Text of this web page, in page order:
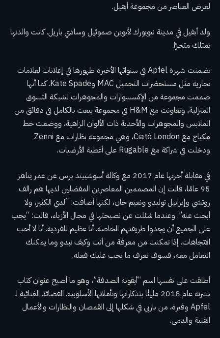
لعرض العناصر من مجموعة أبفيل.
ولد أبفيل في مدينة نيويورك لأبوين صموئيل وسادي باريل. كانت والدتها
تمتلك متجرًا.
تضمنت شهرة Apfel في سنواتها الأخيرة ظهورها في إعلانات لعلامات
تجارية مثل مستحضرات التجميل MAC وKate Spade. كما أنها
صممت مجموعة من الإكسسوارات والمجوهرات لشبكة التسوق
المنزلية، وتعاونت مع H&M في مجموعة بيعت بالكامل في دقائق من
الملابس والمجوهرات والأحذية ذات الألوان الزاهية، ووضعت خط
مكياج مع Ciaté London، وهي مجموعة نظارات مع Zenni
ودخلت في شراكة مع Rugable على أغطية الأرضيات.
في مقابلة أجرتها عام 2017 مع وكالة أسوشييتد برس عن عمر يناهز
95 عامًا، قالت إن المصممين المعاصرين المفضلين لديها هم رالف
روتشي وإيزابيل توليدو ونعيم خان، لكنها أضافت: “لدي الكثير، ولا
أبحث عنه”. وعندما سُئلت عن نصيحتها في مجال الأزياء، قالت: “يجب
على الجميع أن يجدوا طريقتهم الخاصة. أنا عظيم للفردية. أنا لا أحب
الاتجاهات. إذا تمكنت من معرفة من أنت وكيف تبدو وما يمكنك
التعامل معه، فسوف تعرف ما يجب عليك فعله.
أطلقت على نفسها اسم “أيقونة الصدفة”، وهو ما أصبح عنوان كتاب
نشرته عام 2018 مليئًا بتذكاراتها وتأملاتها الأسلوبية. القصائد الغنائية لـ
Apfel وفيرة، من باربي في شكلها إلى القمصان والنظارات والأعمال
الفنية والدمى.